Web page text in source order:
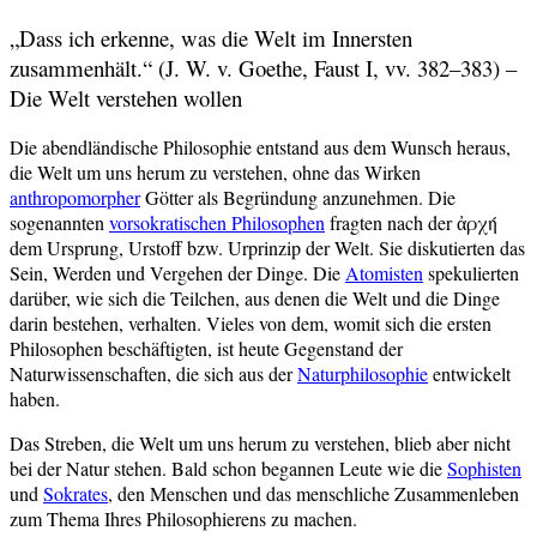
„Dass ich erkenne, was die Welt im Innersten
zusammenhält.“ (J. W. v. Goethe, Faust I, vv. 382–383) –
Die Welt verstehen wollen
Die abendländische Philosophie entstand aus dem Wunsch heraus,
die Welt um uns herum zu verstehen, ohne das Wirken
anthropomorpherGötter als Begründung anzunehmen. Die
sogenanntenvorsokratischen Philosophenfragten nach der ἀρχή
dem Ursprung, Urstoff bzw. Urprinzip der Welt. Sie diskutierten das
Sein, Werden und Vergehen der Dinge. DieAtomistenspekulierten
darüber, wie sich die Teilchen, aus denen die Welt und die Dinge
darin bestehen, verhalten. Vieles von dem, womit sich die ersten
Philosophen beschäftigten, ist heute Gegenstand der
Naturwissenschaften, die sich aus derNaturphilosophieentwickelt
haben.
Das Streben, die Welt um uns herum zu verstehen, blieb aber nicht
bei der Natur stehen. Bald schon begannen Leute wie dieSophisten
undSokrates, den Menschen und das menschliche Zusammenleben
zum Thema Ihres Philosophierens zu machen.